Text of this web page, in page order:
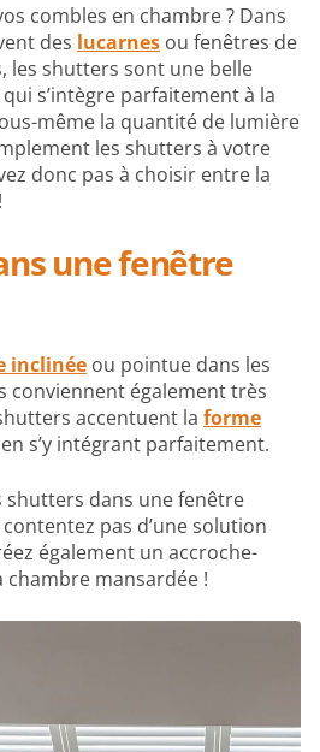
combles en chambre ? Dans
des lucarnes ou fenêtres de
les shutters sont une belle
s’intègre parfaitement à la
même la quantité de lumière
les shutters à votre
donc pas à choisir entre la
une fenêtre
inclinée ou pointue dans les
conviennent également très
accentuent la forme
s’y intégrant parfaitement.
shutters dans une fenêtre
pas d’une solution
également un accroche-
chambre mansardée !